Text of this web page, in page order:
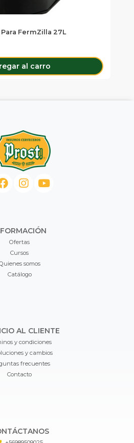
FermZilla 27L
al carro
Ofertas
Cursos
somos
Catálogo
AL CLIENTE
y condiciones
y cambios
frecuentes
Contacto